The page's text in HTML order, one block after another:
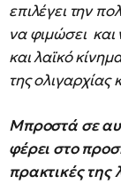
επιλέγει την
να φιμώσει και
και λαϊκό
της ολιγαρχίας
Μπροστά σε
φέρει στο
πρακτικές της